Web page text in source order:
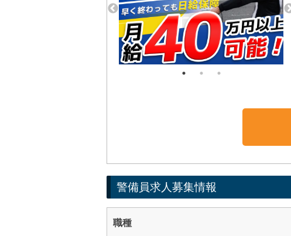
警備員求人募集情報
職種